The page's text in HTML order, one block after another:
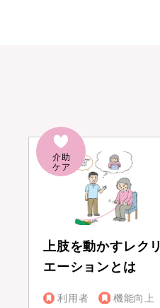
上肢を動かすレクリ
エーションとは
利用者
機能向上